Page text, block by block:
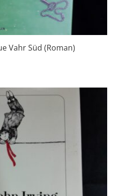
Vahr Süd (Roman)